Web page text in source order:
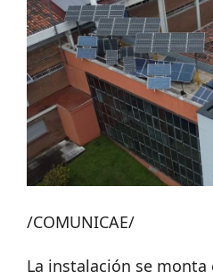
/COMUNICAE/
La instalación se